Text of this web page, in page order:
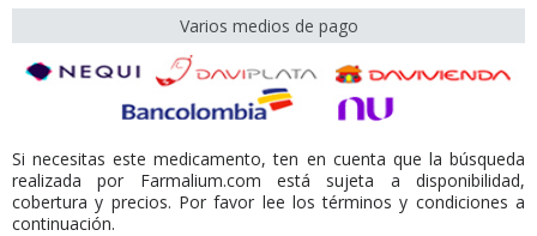
Varios medios de pago
Si necesitas este medicamento, ten en cuenta que la búsqueda
realizada por Farmalium.com está sujeta a disponibilidad,
cobertura y precios. Por favor lee los términos y condiciones a
continuación.